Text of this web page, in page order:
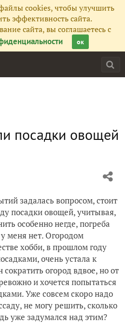
cookies, чтобы улучшить
эффективность сайта.
сайта, вы соглашаетесь с
ок
посадки овощей
задалась вопросом, стоит
посадки овощей, учитывая,
особенно негде, погреба
меня нет. Огородом
хобби, в прошлом году
очень устала к
огород вдвое, но от
и хочется попытаться
Уже совсем скоро надо
не могу решить, сколько
уже задумался над этим?